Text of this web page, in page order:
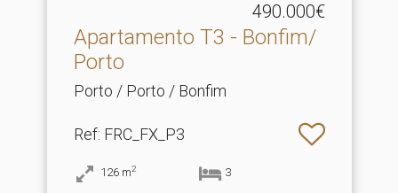
490.000€
Apartamento T3 - Bonfim/
Porto
Porto / Porto / Bonfim
Ref: FRC_FX_P3
126 m2 3